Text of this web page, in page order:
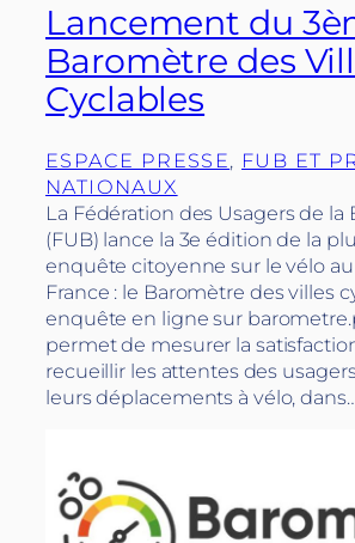
Lancement du
Baromètre des
Cyclables
ESPACE PRESSE, FUB ET
NATIONAUX
La Fédération des Usagers de la
(FUB) lance la 3e édition de la
enquête citoyenne sur le vélo
France : le Baromètre des villes
enquête en ligne sur
permet de mesurer la
recueillir les attentes des
leurs déplacements à vélo,